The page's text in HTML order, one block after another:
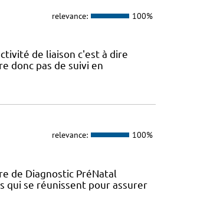
relevance: 100%
de liaison c'est à dire
donc pas de suivi en
relevance: 100%
de Diagnostic PréNatal
qui se réunissent pour assurer